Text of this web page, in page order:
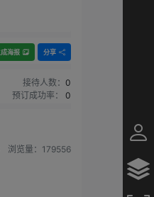
海报 分享
接待人数： 0
预订成功率：
0
浏览量： 179556